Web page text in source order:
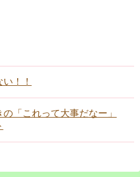
！！
「これって大事だなー」